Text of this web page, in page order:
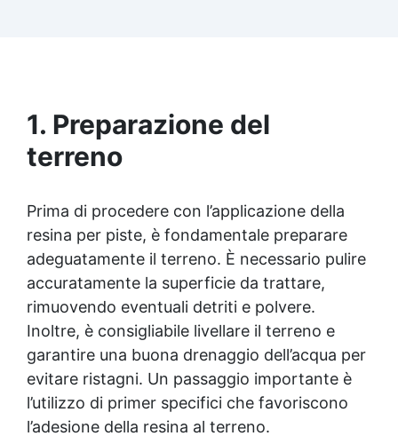
1. Preparazione del
terreno
Prima di procedere con l’applicazione della
resina per piste, è fondamentale preparare
adeguatamente il terreno. È necessario pulire
accuratamente la superficie da trattare,
rimuovendo eventuali detriti e polvere.
Inoltre, è consigliabile livellare il terreno e
garantire una buona drenaggio dell’acqua per
evitare ristagni. Un passaggio importante è
l’utilizzo di primer specifici che favoriscono
l’adesione della resina al terreno.